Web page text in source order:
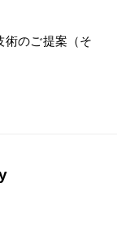
のご提案（そ